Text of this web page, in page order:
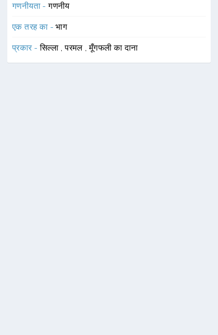
गणनीयता -गणनीय
एक तरह का -भाग
प्रकार -सिल्ला ,परमल ,मूँगफली का दाना